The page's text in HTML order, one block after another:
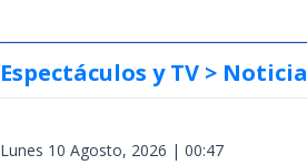
Espectáculos y TV > Noticia
Lunes 10 Agosto, 2026 | 00:47